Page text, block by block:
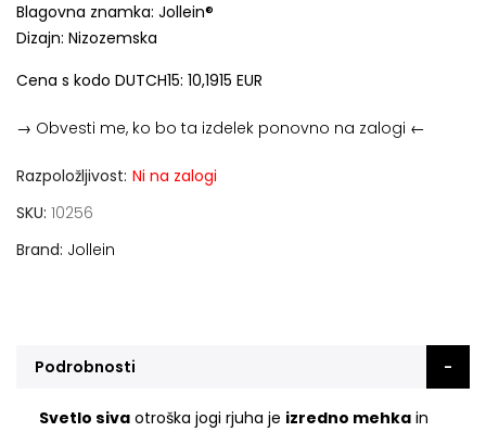
Blagovna znamka: Jollein®
Dizajn: Nizozemska
Cena s kodo DUTCH15: 10,1915 EUR
→ Obvesti me, ko bo ta izdelek ponovno na zalogi ←
Razpoložljivost: Ni na zalogi
SKU 10256
Brand Jollein
Podrobnosti
Svetlo sivaotroška jogi rjuha je izredno mehkain